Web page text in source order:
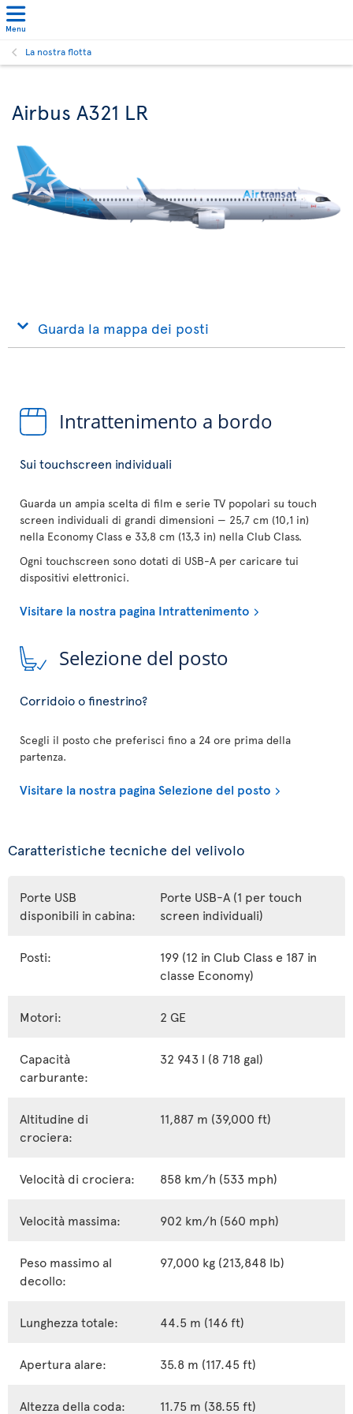
Menu
La nostra flotta
Airbus A321 LR
Guarda la mappa dei posti
Intrattenimento a bordo
Sui touchscreen individuali
Guarda un ampia scelta di film e serie TV popolari su touch
screen individuali di grandi dimensioni — 25,7 cm (10,1 in)
nella Economy Class e 33,8 cm (13,3 in) nella Club Class.
Ogni touchscreen sono dotati di USB-A per caricare tui
dispositivi elettronici.
Visitare la nostra pagina Intrattenimento
Selezione del posto
Corridoio o finestrino?
Scegli il posto che preferisci fino a 24 ore prima della
partenza.
Visitare la nostra pagina Selezione del posto
Caratteristiche tecniche del velivolo
Porte USB
disponibili in cabina:
Porte USB-A (1 per touch
screen individuali)
Posti:
199 (12 in Club Class e 187 in
classe Economy)
Motori: 2 GE
Capacità
carburante:
32 943 l (8 718 gal)
Altitudine di
crociera:
11,887 m (39,000 ft)
Velocità di crociera: 858 km/h (533 mph)
Velocità massima: 902 km/h (560 mph)
Peso massimo al
decollo:
97,000 kg (213,848 lb)
Lunghezza totale: 44.5 m (146 ft)
Apertura alare: 35.8 m (117.45 ft)
Altezza della coda: 11.75 m (38.55 ft)